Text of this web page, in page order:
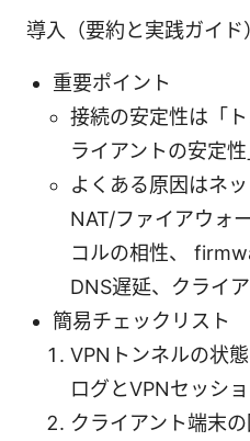
導入（要約と実践ガイド
重要ポイント
接続の安定性は「
ライアントの安定
よくある原因はネ
NAT/ファイアウォ
コルの相性、
DNS遅延、クライ
簡易チェックリスト
VPNトンネルの状
ログとVPNセッシ
クライアント端末